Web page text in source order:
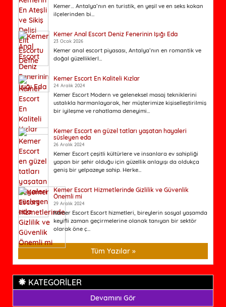
Kemer… Antalya’nın en turistik, en yeşil ve en seks kokan
ilçelerinden bi...
Kemer Anal Escort Deniz Fenerinin Işığı Eda
23 Ocak 2026
Kemer anal escort piyasası, Antalya’nın en romantik ve
doğal güzelliklerl...
Kemer Escort En Kaliteli Kızlar
24 Aralık 2024
Kemer Escort Modern ve geleneksel masaj tekniklerini
ustalıkla harmanlayarak, her müşterimize kişiselleştirilmiş
bir iyileşme ve rahatlama deneyimi...
Kemer Escort en güzel tatları yaşatan hayaleri
süsleyen eda
26 Aralık 2024
Kemer Escort çeşitli kültürlere ve insanlara ev sahipliği
yapan bir şehir olduğu için güzellik anlayışı da oldukça
geniş bir yelpazeye sahip. Herke...
Kemer Escort Hizmetlerinde Gizlilik ve Güvenlik
Önemli mi
29 Aralık 2024
Kemer Escort Escort hizmetleri, bireylerin sosyal yaşamda
keyifli zaman geçirmelerine olanak tanıyan bir sektör
olarak öne ç...
Tüm Yazılar »
KATEGORİLER
Devamını Gör